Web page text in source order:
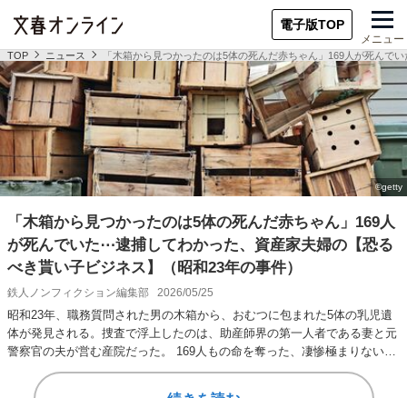
電子版TOP
メニュー
TOP ニュース 「木箱から見つかったのは5体の死んだ赤ちゃん」169人が死ん
「木箱から見つかったのは5体の死んだ赤ちゃん」169人
が死んでいた⋯逮捕してわかった、資産家夫婦の【恐る
べき貰い子ビジネス】（昭和23年の事件）
鉄人ノンフィクション編集部 2026/05/25
昭和23年、職務質問された男の木箱から、おむつに包まれた5体の乳児遺
体が発見される。捜査で浮上したのは、助産師界の第一人者である妻と元
警察官の夫が営む産院だった。 169人もの命を奪った、凄惨極まりない
「貰い子ビジ…